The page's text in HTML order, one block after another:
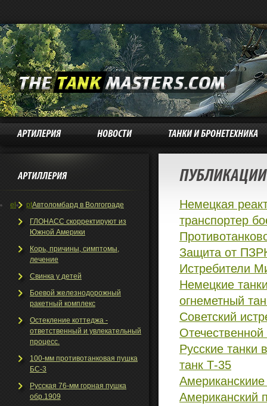
АРТИЛЕРИЯ НОВОСТИ ТАНКИ И БРОНЕТЕХНИКА
АРТИЛЛЕРИЯ
el ptАвтоломбард в Волгограде
ГЛОНАСС скорректируют из
Южной Америки
Корь, причины, симптомы,
лечение
Свинка у детей
Боевой железнодорожный
ракетный комплекс
Остекление коттеджа -
ответственный и увлекательный
процесс.
100-мм противотанковая пушка
БС-3
Русская 76-мм горная пушка
обр.1909
ПУБЛИКАЦИИ
Немецкая
транспортер
Защита от
Истребители
Немецкие
огнеметный
Советский
Русские танки
танк Т-35
Американский